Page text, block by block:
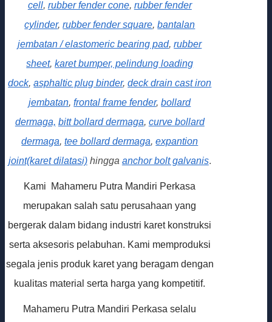
cell, rubber fender cone, rubber fender
cylinder,rubber fender square,bantalan
jembatan / elastomeric bearing pad,rubber
sheet,karet bumper, pelindung loading
dock,asphaltic plug binder,deck drain cast iron
jembatan,frontal frame fender,bollard
dermaga, bitt bollard dermaga, curve bollard
dermaga,tee bollard dermaga,expantion
joint(karet dilatasi)hingga anchor bolt galvanis.
Kami Mahameru Putra Mandiri Perkasa
merupakan salah satu perusahaan yang
bergerak dalam bidang industri karet konstruksi
serta aksesoris pelabuhan. Kami memproduksi
segala jenis produk karet yang beragam dengan
kualitas material serta harga yang kompetitif.
Mahameru Putra Mandiri Perkasa selalu